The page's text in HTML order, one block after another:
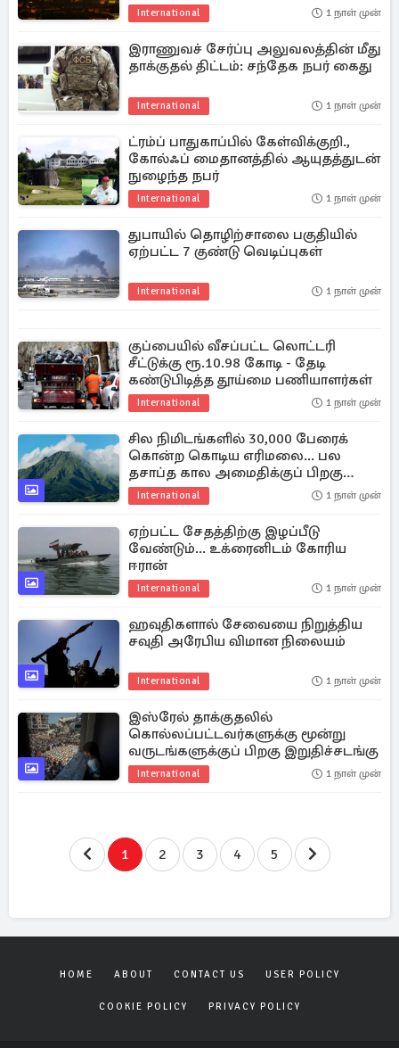
International 1 நாள் முன்
இராணுவச் சேர்ப்பு அலுவலத்தின் மீது
தாக்குதல் திட்டம்: சந்தேக நபர் கைது
International 1 நாள் முன்
ட்ரம்ப் பாதுகாப்பில் கேள்விக்குறி.,
கோல்ஃப் மைதானத்தில் ஆயுதத்துடன்
நுழைந்த நபர்
International 1 நாள் முன்
துபாயில் தொழிற்சாலை பகுதியில்
ஏற்பட்ட 7 குண்டு வெடிப்புகள்
International 1 நாள் முன்
குப்பையில் வீசப்பட்ட லொட்டரி
சீட்டுக்கு ரூ.10.98 கோடி - தேடி
கண்டுபிடித்த தூய்மை பணியாளர்கள்
International 1 நாள் முன்
சில நிமிடங்களில் 30,000 பேரைக்
கொன்ற கொடிய எரிமலை... பல
தசாப்த கால அமைதிக்குப் பிறகு
மீண்டும்
International 1 நாள் முன்
ஏற்பட்ட சேதத்திற்கு இழப்பீடு
வேண்டும்... உக்ரைனிடம் கோரிய
ஈரான்
International 1 நாள் முன்
ஹவுதிகளால் சேவையை நிறுத்திய
சவுதி அரேபிய விமான நிலையம்
International 1 நாள் முன்
இஸ்ரேல் தாக்குதலில்
கொல்லப்பட்டவர்களுக்கு மூன்று
வருடங்களுக்குப் பிறகு இறுதிச்சடங்கு
International 1 நாள் முன்
1 2 3 4 5
HOME ABOUT CONTACT US USER POLICY
COOKIE POLICY PRIVACY POLICY